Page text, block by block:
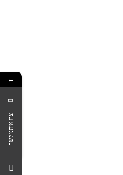
←
צרו איתנו קשר